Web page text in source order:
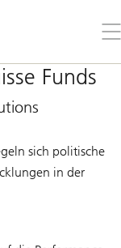
Sie
Funds
sich politische
in der